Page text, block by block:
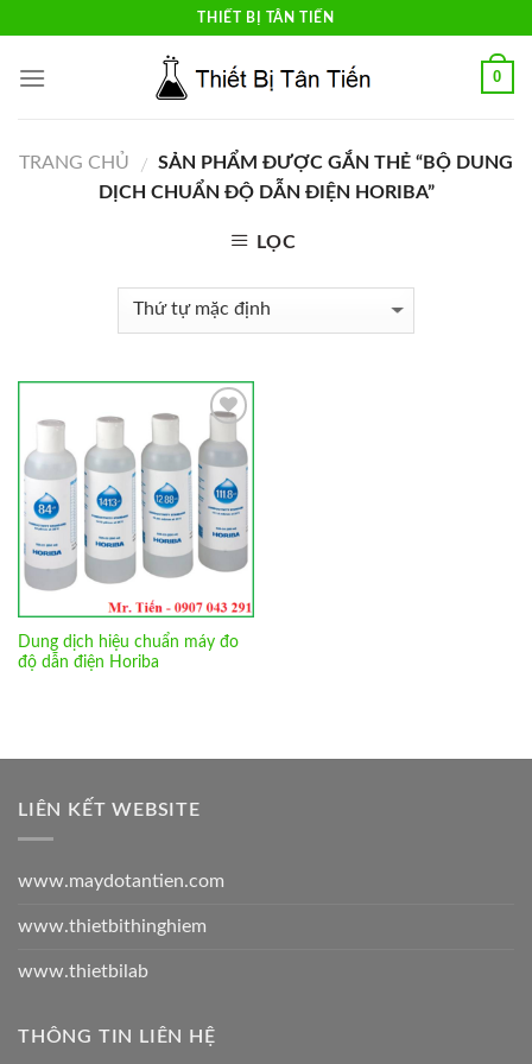
content
THIẾT BỊ TÂN TIẾN
0
TRANG CHỦ / SẢN PHẨM ĐƯỢC GẮN THẺ “BỘ DUNG
DỊCH CHUẨN ĐỘ DẪN ĐIỆN HORIBA”
LỌC
Add to
Dung dịch hiệu chuẩn máy đo
độ dẫn điện Horiba
LIÊN KẾT WEBSITE
www.maydotantien.com
www.thietbithinghiem
www.thietbilab
THÔNG TIN LIÊN HỆ